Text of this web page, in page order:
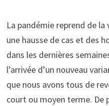
La pandémie reprend de
une hausse de cas et des
dans les dernières
l’arrivée d’un nouveau
que nous avons tous de
court ou moyen terme. De